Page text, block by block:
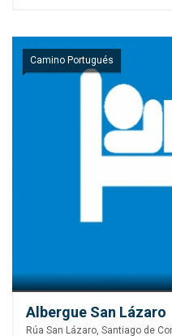
Camino Portugués
Albergue San Lázaro
Rúa San Lázaro, Santiago de